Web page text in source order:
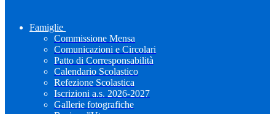
Famiglie
Commissione Mensa
Comunicazioni e Circolari
Patto di Corresponsabilità
Calendario Scolastico
Refezione Scolastica
Iscrizioni a.s. 2026-2027
Gallerie fotografiche